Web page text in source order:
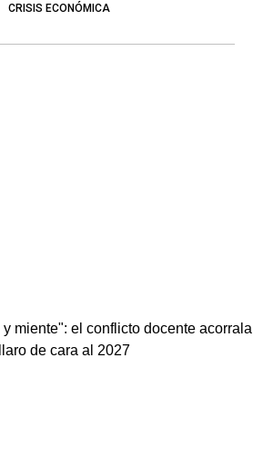
CRISIS ECONÓMICA